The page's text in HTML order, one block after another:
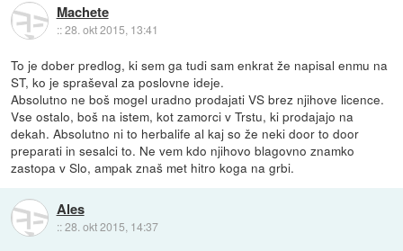
Machete
::28. okt 2015, 13:41
To je dober predlog, ki sem ga tudi sam enkrat že napisal enmu na
ST, ko je spraševal za poslovne ideje.
Absolutno ne boš mogel uradno prodajati VS brez njihove licence.
Vse ostalo, boš na istem, kot zamorci v Trstu, ki prodajajo na
dekah. Absolutno ni to herbalife al kaj so že neki door to door
preparati in sesalci to. Ne vem kdo njihovo blagovno znamko
zastopa v Slo, ampak znaš met hitro koga na grbi.
Ales
::28. okt 2015, 14:37